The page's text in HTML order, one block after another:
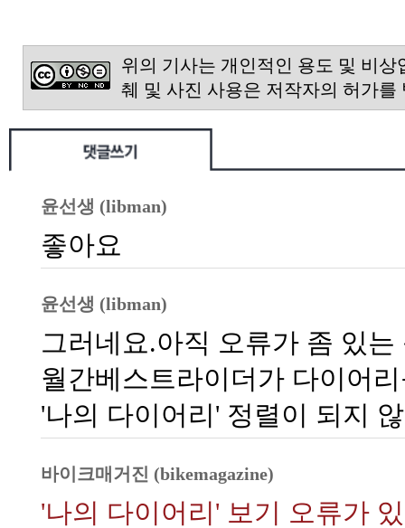
위의 기사는 개인적인 용도 및 비
췌 및 사진 사용은 저작자의 허가를
윤선생 (libman)
좋아요
윤선생 (libman)
그러네요.아직 오류가 좀 있는
월간베스트라이더가 다이어
'나의 다이어리' 정렬이 되지
바이크매거진 (bikemagazine)
'나의 다이어리' 보기 오류가